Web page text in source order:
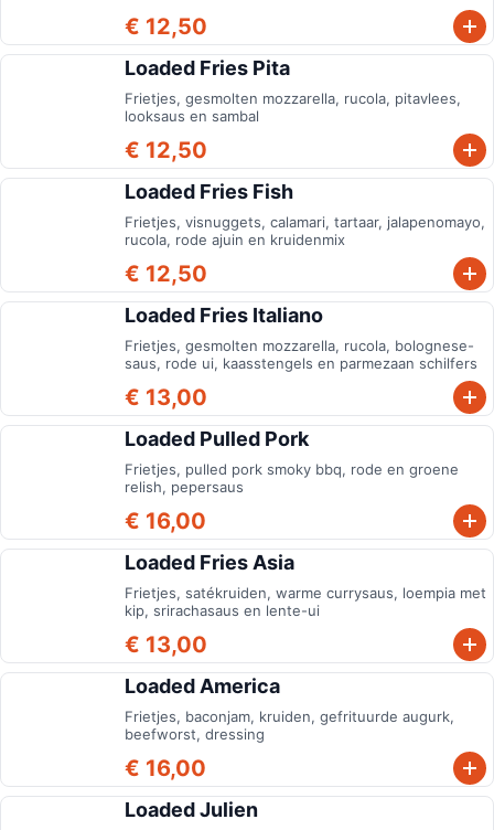
€ 12,50
Loaded Fries Pita
Frietjes, gesmolten mozzarella, rucola, pitavlees,
looksaus en sambal
€ 12,50
Loaded Fries Fish
Frietjes, visnuggets, calamari, tartaar, jalapenomayo,
rucola, rode ajuin en kruidenmix
€ 12,50
Loaded Fries Italiano
Frietjes, gesmolten mozzarella, rucola, bolognese-
saus, rode ui, kaasstengels en parmezaan schilfers
€ 13,00
Loaded Pulled Pork
Frietjes, pulled pork smoky bbq, rode en groene
relish, pepersaus
€ 16,00
Loaded Fries Asia
Frietjes, satékruiden, warme currysaus, loempia met
kip, srirachasaus en lente-ui
€ 13,00
Loaded America
Frietjes, baconjam, kruiden, gefrituurde augurk,
beefworst, dressing
€ 16,00
Loaded Julien